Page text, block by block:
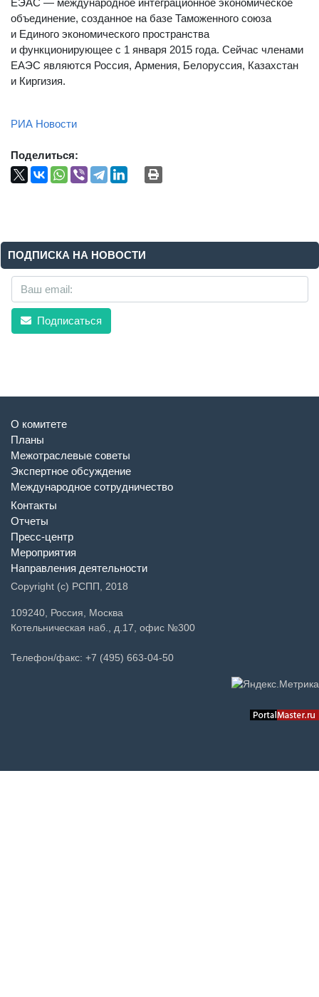
ЕЭАС — международное интеграционное экономическое
объединение, созданное на базе Таможенного союза
и Единого экономического пространства
и функционирующее с 1 января 2015 года. Сейчас членами
ЕАЭС являются Россия, Армения, Белоруссия, Казахстан
и Киргизия.
РИА Новости
Поделиться:
ПОДПИСКА НА НОВОСТИ
Подписаться
О комитете
Планы
Межотраслевые советы
Экспертное обсуждение
Международное сотрудничество
Контакты
Отчеты
Пресс-центр
Мероприятия
Направления деятельности
Copyright (c) РСПП, 2018
109240, Россия, Москва
Котельническая наб., д.17, офис №300
Телефон/факс: +7 (495) 663-04-50